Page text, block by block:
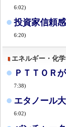
6:02)
投資家信頼
6:20)
エネルギー・化学
ＰＴＴＯＲ
7:38)
エタノール
6:02)